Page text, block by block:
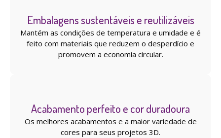
Embalagens sustentáveis ​​e reutilizáveis
Mantém as condições de temperatura e umidade e é
feito com materiais que reduzem o desperdício e
promovem a economia circular.
Acabamento perfeito e cor duradoura
Os melhores acabamentos e a maior variedade de
cores para seus projetos 3D.